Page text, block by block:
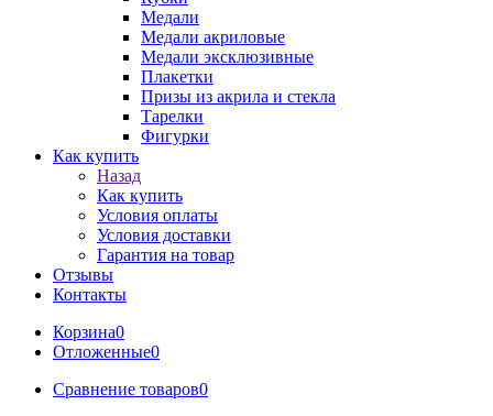
Медали
Медали акриловые
Медали эксклюзивные
Плакетки
Призы из акрила и стекла
Тарелки
Фигурки
Как купить
Назад
Как купить
Условия оплаты
Условия доставки
Гарантия на товар
Отзывы
Контакты
Корзина0
Отложенные0
Сравнение товаров0